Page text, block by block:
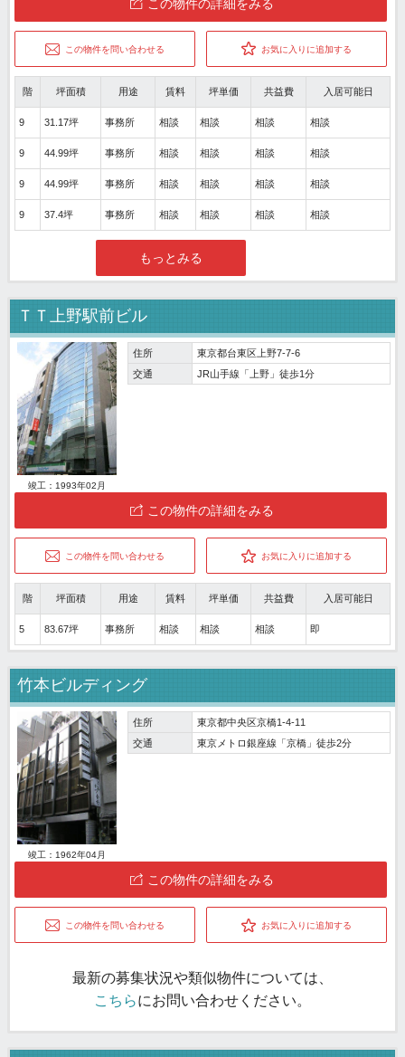
この物件の詳細をみる
この物件を問い合わせる お気に入りに追加する
階 坪面積 用途 賃料 坪単価 共益費 入居可能日
9 31.17坪 事務所 相談 相談 相談 相談
9 44.99坪 事務所 相談 相談 相談 相談
9 44.99坪 事務所 相談 相談 相談 相談
9 37.4坪 事務所 相談 相談 相談 相談
もっとみる
ＴＴ上野駅前ビル
竣工：1993年02月
住所
東京都台東区上野7-7-6
交通
JR山手線「上野」徒歩1分
この物件の詳細をみる
この物件を問い合わせる お気に入りに追加する
階 坪面積 用途 賃料 坪単価 共益費 入居可能日
5 83.67坪 事務所 相談 相談 相談 即
竹本ビルディング
竣工：1962年04月
住所
東京都中央区京橋1-4-11
交通
東京メトロ銀座線「京橋」徒歩2分
この物件の詳細をみる
この物件を問い合わせる お気に入りに追加する
最新の募集状況や類似物件については、
こちらにお問い合わせください。